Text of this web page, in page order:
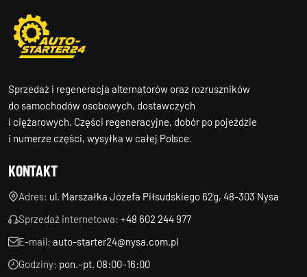
Sprzedaż i regeneracja alternatorów oraz rozruszników
do samochodów osobowych, dostawczych
i ciężarowych. Części regeneracyjne, dobór po pojeździe
i numerze części, wysyłka w całej Polsce.
KONTAKT
Adres: ul. Marszałka Józefa Piłsudskiego 62g, 48-303 Nysa
Sprzedaż internetowa: +48 602 244 977
E-mail: auto-starter24@nysa.com.pl
Godziny: pon.–pt. 08:00–16:00